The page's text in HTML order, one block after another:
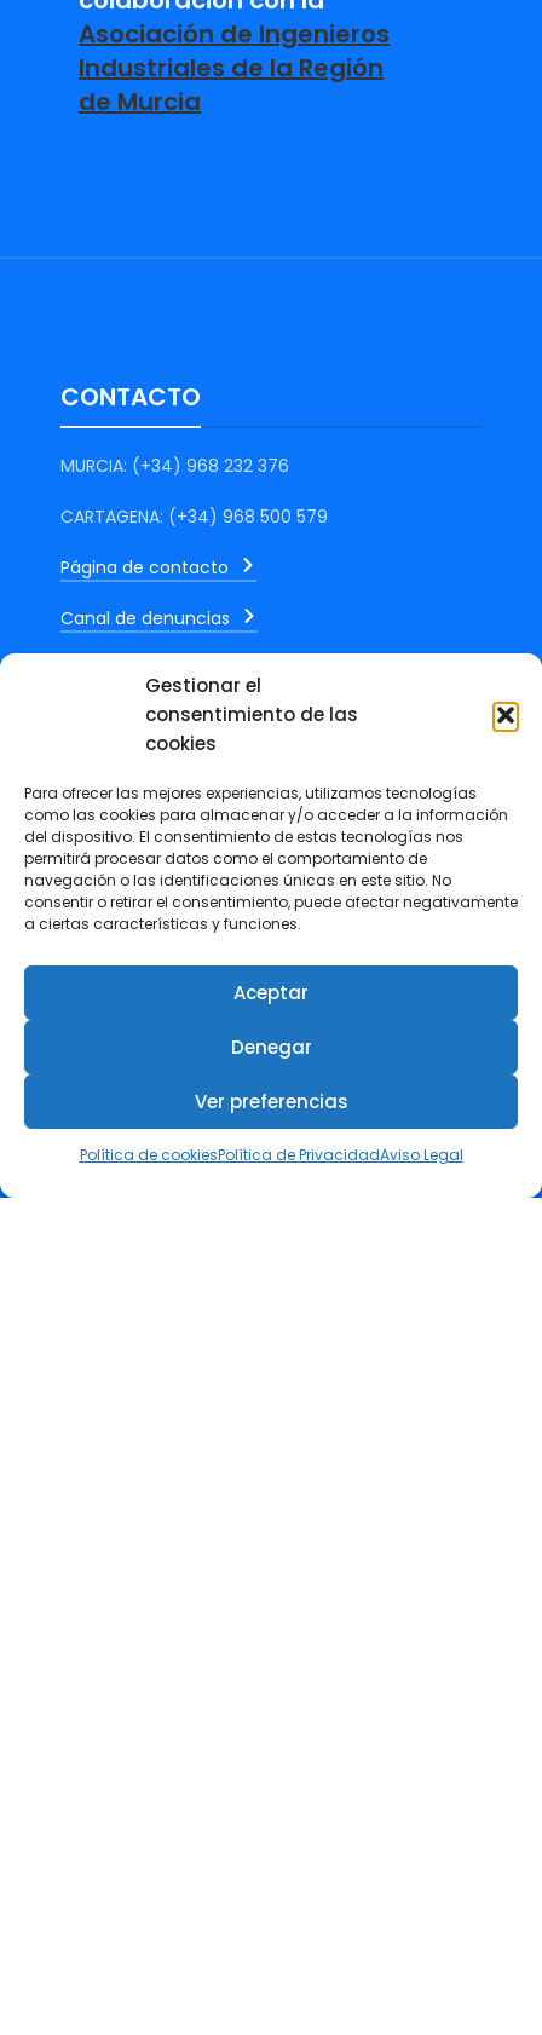
Gestionar el
consentimiento de las
cookies
Para ofrecer las mejores experiencias, utilizamos tecnologías
como las cookies para almacenar y/o acceder a la información
del dispositivo. El consentimiento de estas tecnologías nos
permitirá procesar datos como el comportamiento de
navegación o las identificaciones únicas en este sitio. No
consentir o retirar el consentimiento, puede afectar negativamente
a ciertas características y funciones.
Aceptar
Denegar
Ver preferencias
Política de cookiesPolítica de PrivacidadAviso Legal
Asociación de Ingenieros
Industriales de la Región
de Murcia
CONTACTO
MURCIA: (+34) 968 232 376
CARTAGENA: (+34) 968 500 579
Página de contacto
Canal de denuncias
Marcos Mateos, publica en La
Verdad un artículo sobre el
impacto económico y social del
calor extremo
Premios ESG
El COIIRM reunió en Murcia a
referentes de la ingeniería